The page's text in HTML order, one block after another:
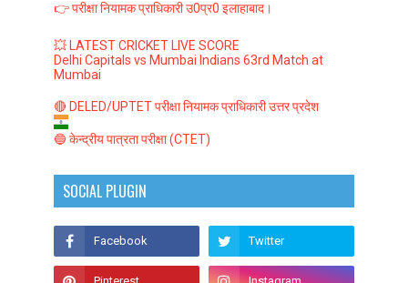
👉 परीक्षा नियामक प्राधिकारी उ0प्र0 इलाहाबाद।
💥 LATEST CRICKET LIVE SCORE
Delhi Capitals vs Mumbai Indians 63rd Match at
Mumbai
🔴 DELED/UPTET परीक्षा नियामक प्राधिकारी उत्तर प्रदेश
🔵 केन्द्रीय पात्रता परीक्षा (CTET)
SOCIAL PLUGIN